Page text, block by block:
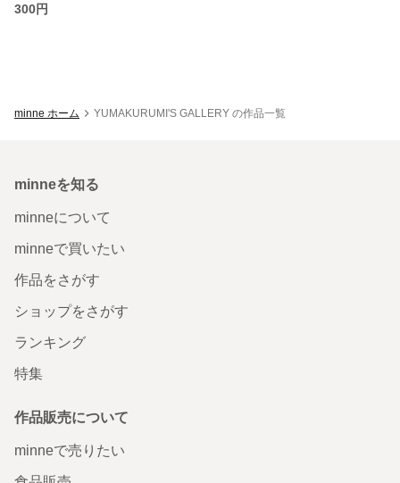
300円
minne ホーム YUMAKURUMI'S GALLERY の作品一覧
minneを知る
minneについて
minneで買いたい
作品をさがす
ショップをさがす
ランキング
特集
作品販売について
minneで売りたい